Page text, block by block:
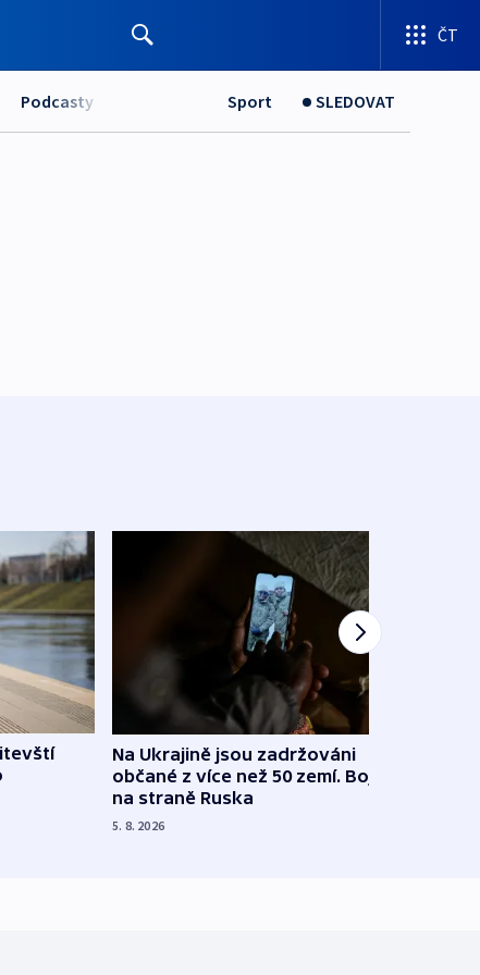
ČT
Podcasty Sport SLEDOVAT
Na Ukrajině jsou zadržováni
občané z více než 50 zemí. Bojovali
na straně Ruska
5. 8. 2026